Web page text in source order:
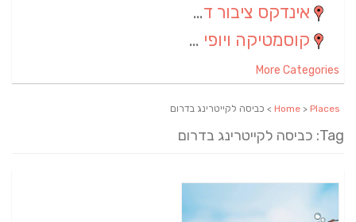
אינדקס ציבור דתי
קוסמטיקה ויופי (4)
More Categories
Home > Places > כביסה לקייטרינג בדרום
Tag: כביסה לקייטרינג בדרום